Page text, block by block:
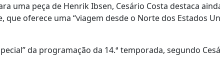
uma peça de Henrik Ibsen, Cesário Costa destaca
oferece uma “viagem desde o Norte dos Estados
da programação da 14.ª temporada, segundo